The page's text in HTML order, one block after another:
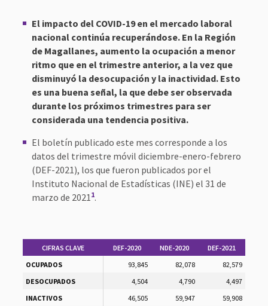
El impacto del COVID-19 en el mercado laboral
nacional continúa recuperándose. En la Región
de Magallanes, aumento la ocupación a menor
ritmo que en el trimestre anterior, a la vez que
disminuyó la desocupación y la inactividad. Esto
es una buena señal, la que debe ser observada
durante los próximos trimestres para ser
considerada una tendencia positiva.
El boletín publicado este mes corresponde a los
datos del trimestre móvil diciembre-enero-febrero
(DEF-2021), los que fueron publicados por el
Instituto Nacional de Estadísticas (INE) el 31 de
marzo de 20211.
CIFRAS CLAVE DEF-2020 NDE-2020
DEF-2021
OCUPADOS
93,845 82,078
82,579
DESOCUPADOS
4,504 4,790
4,497
INACTIVOS
46,505 59,947
59,908